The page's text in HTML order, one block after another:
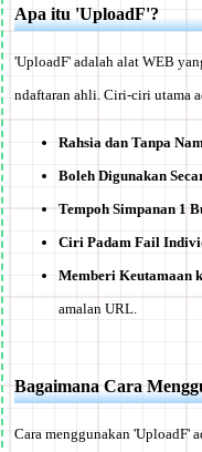
Apa itu 'UploadF'?
'UploadF' adalah alat WEB
ndaftaran ahli. Ciri-ciri utama
Rahsia dan Tanpa
Boleh Digunakan
Tempoh Simpanan 1
Ciri Padam Fail
Memberi Keutamaan
amalan URL.
Bagaimana Cara
Cara menggunakan 'UploadF'